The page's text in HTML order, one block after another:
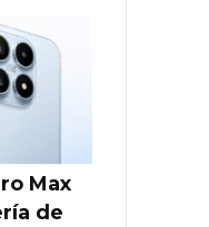
Max
de